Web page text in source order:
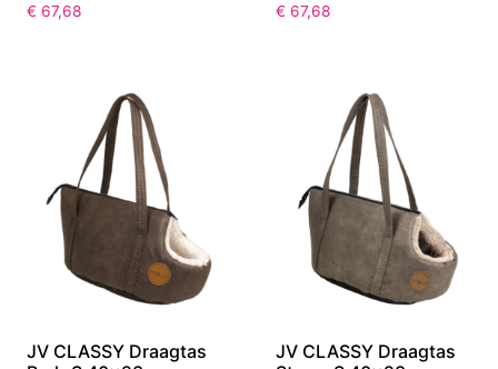
€ 67,68 € 67,68
JV CLASSY Draagtas
JV CLASSY Draagtas